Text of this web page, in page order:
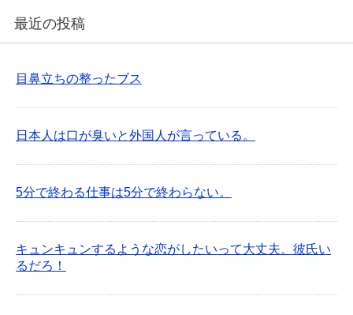
最近の投稿
目鼻立ちの整ったブス
日本人は口が臭いと外国人が言っている。
5分で終わる仕事は5分で終わらない。
キュンキュンするような恋がしたいって大丈夫。彼氏い
るだろ！